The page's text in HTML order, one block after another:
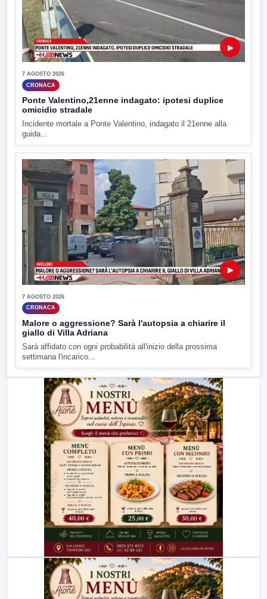
▶
7 AGOSTO 2026
CRONACA
Ponte Valentino,21enne indagato: ipotesi duplice
omicidio stradale
Incidente mortale a Ponte Valentino, indagato il 21enne alla
guida...
▶
7 AGOSTO 2026
CRONACA
Malore o aggressione? Sarà l'autopsia a chiarire il
giallo di Villa Adriana
Sarà affidato con ogni probabilità all'inizio della prossima
settimana l'incarico...